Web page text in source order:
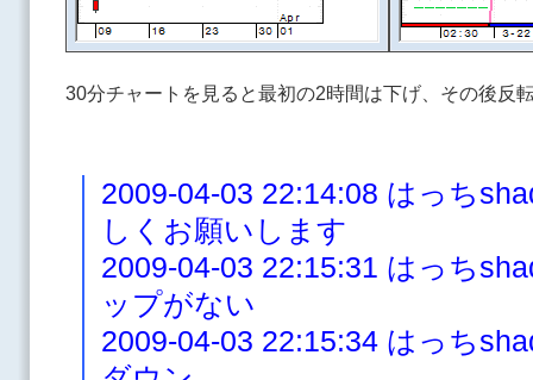
30分チャートを見ると最初の2時間は下げ、その後反
2009-04-03 22:14:08 はっち
しくお願いします
2009-04-03 22:15:31 はっち
ップがない
2009-04-03 22:15:34 はっち